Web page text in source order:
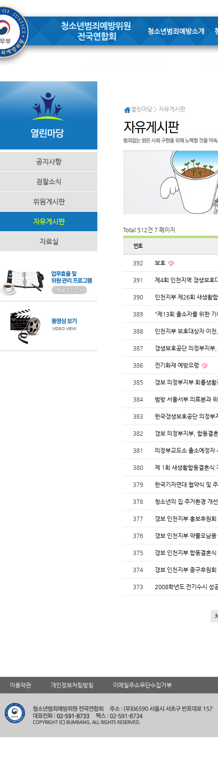
청소년범죄예방소개
공지사항
검찰소식
위원게시판
자유게시판
자료실
열린마당 > 자유게시판
Total 512건 7 페이지
번호
392 보호
391 제4회 인천지역 갱생보호
390 인천지부 제26회 새생활
389 "제13회 출소자를 위한
388 인천지부 보호대상자 이
387 갱생보호공단 의정부지
386 전기화재 예방요령
385 갱보 의정부지부 회룡생
384 범방 서울서부 의료분과
383 한국갱생보호공단 의정
382 갱보 의정부지부, 합동결
381 의정부교도소 출소예정자
380 제 1회 새생활합동결혼식
379 한국기자연대 협약식 및
378 청소년의 집 주거환경 개
377 갱보 인천지부 홍보후원
376 갱보 인천지부 약물오남
375 갱보 인천지부 합동결혼
374 갱보 인천지부 중구후원
373 2008학년도 전기수시 성
이용약관 개인정보처림방침 이메일주소무단수집거부